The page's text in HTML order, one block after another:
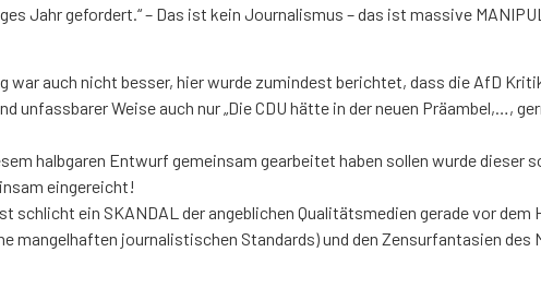
Jahr gefordert.“ – Das ist kein Journalismus – das ist massive
war auch nicht besser, hier wurde zumindest berichtet, dass die AfD
unfassbarer Weise auch nur „Die CDU hätte in der neuen Präambel,…,
halbgaren Entwurf gemeinsam gearbeitet haben sollen wurde dieser
eingereicht!
ein SKANDAL der angeblichen Qualitätsmedien gerade vor dem
mangelhaften journalistischen Standards) und den Zensurfantasien des